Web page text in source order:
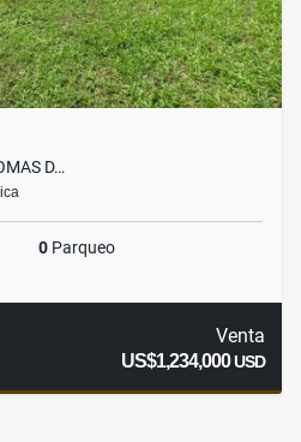
D…
0 Parqueo
Venta
US$1,234,000USD